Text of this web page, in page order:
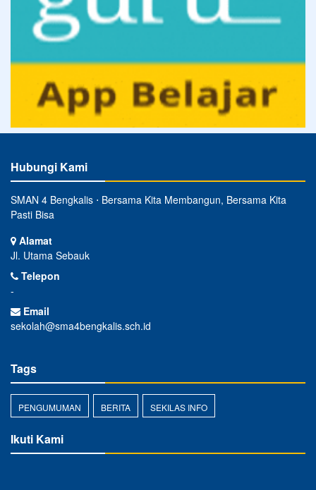
Hubungi Kami
SMAN 4 Bengkalis ⋅ Bersama Kita Membangun, Bersama Kita
Pasti Bisa
Alamat
Jl. Utama Sebauk
Telepon
-
Email
sekolah@sma4bengkalis.sch.id
Tags
PENGUMUMAN BERITA SEKILAS INFO
Ikuti Kami